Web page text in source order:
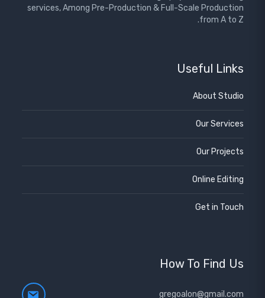
services, Among Pre-Production & Full-Scale Production
from A to Z.
Useful Links
About Studio
Our Services
Our Projects
Online Editing
Get in Touch
How To Find Us
gregoalon@gmail.com